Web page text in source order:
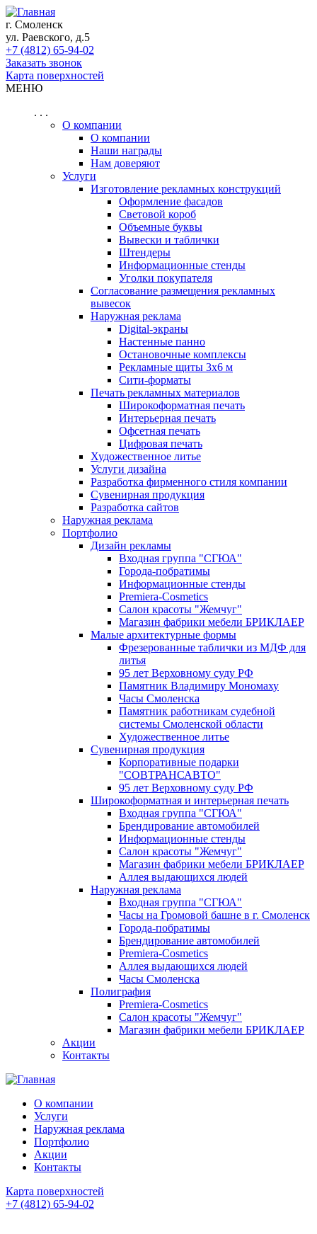
г. Смоленск
ул. Раевского, д.5
+7 (4812) 65-94-02
Заказать звонок
Карта поверхностей
МЕНЮ
. . .
О компании
О компании
Наши награды
Нам доверяют
Услуги
Изготовление рекламных конструкций
Оформление фасадов
Световой короб
Объемные буквы
Вывески и таблички
Штендеры
Информационные стенды
Уголки покупателя
Согласование размещения рекламных
вывесок
Наружная реклама
Digital-экраны
Настенные панно
Остановочные комплексы
Рекламные щиты 3х6 м
Сити-форматы
Печать рекламных материалов
Широкоформатная печать
Интерьерная печать
Офсетная печать
Цифровая печать
Художественное литье
Услуги дизайна
Разработка фирменного стиля компании
Сувенирная продукция
Разработка сайтов
Наружная реклама
Портфолио
Дизайн рекламы
Входная группа "СГЮА"
Города-побратимы
Информационные стенды
Premiera-Cosmetics
Салон красоты "Жемчуг"
Магазин фабрики мебели БРИКЛАЕР
Малые архитектурные формы
Фрезерованные таблички из МДФ для
литья
95 лет Верховному суду РФ
Памятник Владимиру Мономаху
Часы Смоленска
Памятник работникам судебной
системы Смоленской области
Художественное литье
Сувенирная продукция
Корпоративные подарки
"СОВТРАНСАВТО"
95 лет Верховному суду РФ
Широкоформатная и интерьерная печать
Входная группа "СГЮА"
Брендирование автомобилей
Информационные стенды
Салон красоты "Жемчуг"
Магазин фабрики мебели БРИКЛАЕР
Аллея выдающихся людей
Наружная реклама
Входная группа "СГЮА"
Часы на Громовой башне в г. Смоленск
Города-побратимы
Брендирование автомобилей
Premiera-Cosmetics
Аллея выдающихся людей
Часы Смоленска
Полиграфия
Premiera-Cosmetics
Салон красоты "Жемчуг"
Магазин фабрики мебели БРИКЛАЕР
Акции
Контакты
О компании
Услуги
Наружная реклама
Портфолио
Акции
Контакты
Карта поверхностей
+7 (4812) 65-94-02